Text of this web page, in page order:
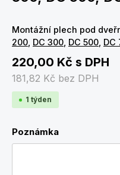
Montážní plech pod
200 DC 300 DC 500 DC
220,00 Kč s DPH
181,82 Kč bez DPH
1 týden
Poznámka